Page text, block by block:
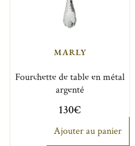
MARLY
Fourchette de table en métal
argenté
130€
Ajouter au panier